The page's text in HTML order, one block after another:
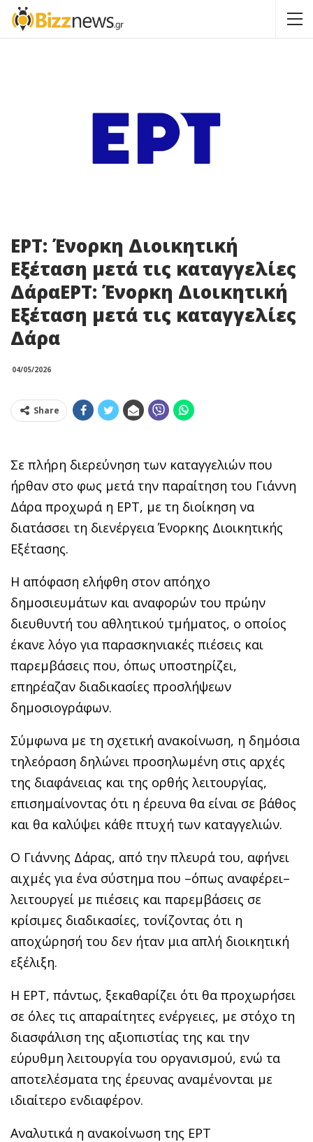
ΕΡΤ: Ένορκη Διοικητική
Εξέταση μετά τις καταγγελίες
ΔάραΕΡΤ: Ένορκη Διοικητική
Εξέταση μετά τις καταγγελίες
Δάρα
04/05/2026
Share
Σε πλήρη διερεύνηση των καταγγελιών που
ήρθαν στο φως μετά την παραίτηση του Γιάννη
Δάρα προχωρά η ΕΡΤ, με τη διοίκηση να
διατάσσει τη διενέργεια Ένορκης Διοικητικής
Εξέτασης.
Η απόφαση ελήφθη στον απόηχο
δημοσιευμάτων και αναφορών του πρώην
διευθυντή του αθλητικού τμήματος, ο οποίος
έκανε λόγο για παρασκηνιακές πιέσεις και
παρεμβάσεις που, όπως υποστηρίζει,
επηρέαζαν διαδικασίες προσλήψεων
δημοσιογράφων.
Σύμφωνα με τη σχετική ανακοίνωση, η δημόσια
τηλεόραση δηλώνει προσηλωμένη στις αρχές
της διαφάνειας και της ορθής λειτουργίας,
επισημαίνοντας ότι η έρευνα θα είναι σε βάθος
και θα καλύψει κάθε πτυχή των καταγγελιών.
Ο Γιάννης Δάρας, από την πλευρά του, αφήνει
αιχμές για ένα σύστημα που –όπως αναφέρει–
λειτουργεί με πιέσεις και παρεμβάσεις σε
κρίσιμες διαδικασίες, τονίζοντας ότι η
αποχώρησή του δεν ήταν μια απλή διοικητική
εξέλιξη.
Η ΕΡΤ, πάντως, ξεκαθαρίζει ότι θα προχωρήσει
σε όλες τις απαραίτητες ενέργειες, με στόχο τη
διασφάλιση της αξιοπιστίας της και την
εύρυθμη λειτουργία του οργανισμού, ενώ τα
αποτελέσματα της έρευνας αναμένονται με
ιδιαίτερο ενδιαφέρον.
Αναλυτικά η ανακοίνωση της ΕΡΤ